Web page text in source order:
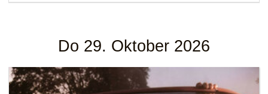
Do 29. Oktober 2026